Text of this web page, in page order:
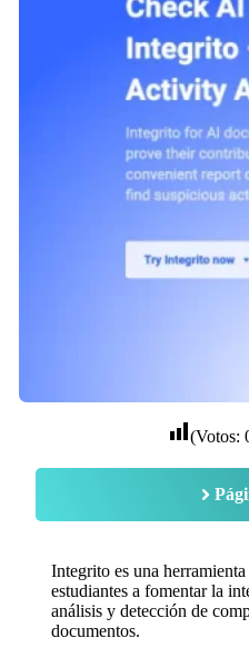
(Votos:
Integrito es una
estudiantes a fomentar la
análisis y detección de
documentos.